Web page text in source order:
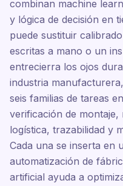
combinan machine
y lógica de decisión en
puede sustituir
escritas a mano o un
entrecierra los ojos
industria
seis familias de tareas
verificación de montaje,
logística, trazabilidad y
Cada una se inserta en
automatización de
artificial ayuda a